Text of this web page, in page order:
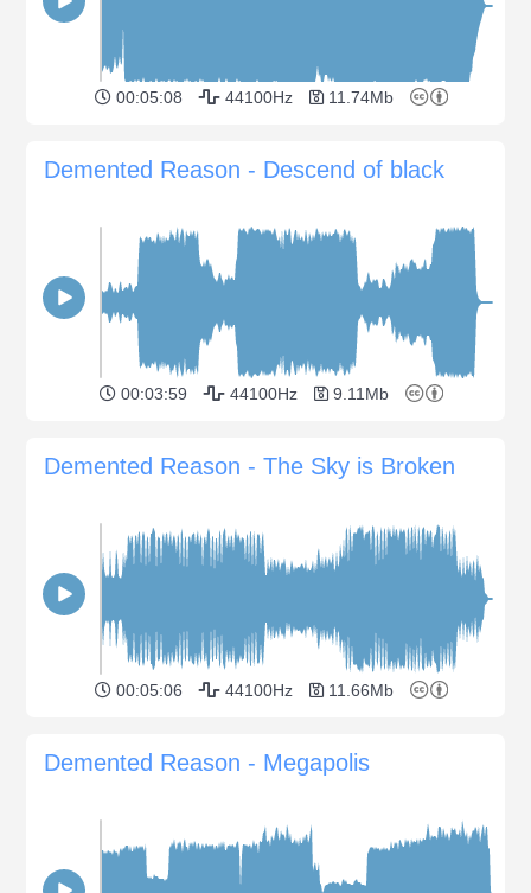
00:05:08 44100Hz 11.74Mb
Demented Reason - Descend of black
00:03:59 44100Hz 9.11Mb
Demented Reason - The Sky is Broken
00:05:06 44100Hz 11.66Mb
Demented Reason - Megapolis